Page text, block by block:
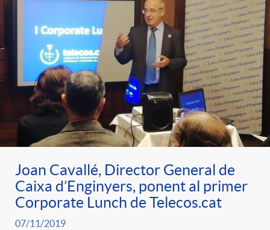
Joan Cavallé, Director General de
Caixa d’Enginyers, ponent al primer
Corporate Lunch de Telecos.cat
07/11/2019